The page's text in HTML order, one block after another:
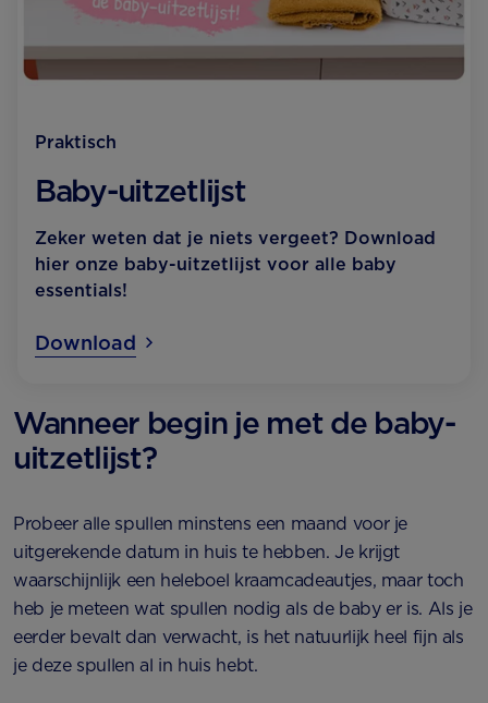
Praktisch
Baby-uitzetlijst
Zeker weten dat je niets vergeet? Download
hier onze baby-uitzetlijst voor alle baby
essentials!
Download
Wanneer begin je met de baby-
uitzetlijst?
Probeer alle spullen minstens een maand voor je
uitgerekende datum in huis te hebben. Je krijgt
waarschijnlijk een heleboel kraamcadeautjes, maar toch
heb je meteen wat spullen nodig als de baby er is. Als je
eerder bevalt dan verwacht, is het natuurlijk heel fijn als
je deze spullen al in huis hebt.